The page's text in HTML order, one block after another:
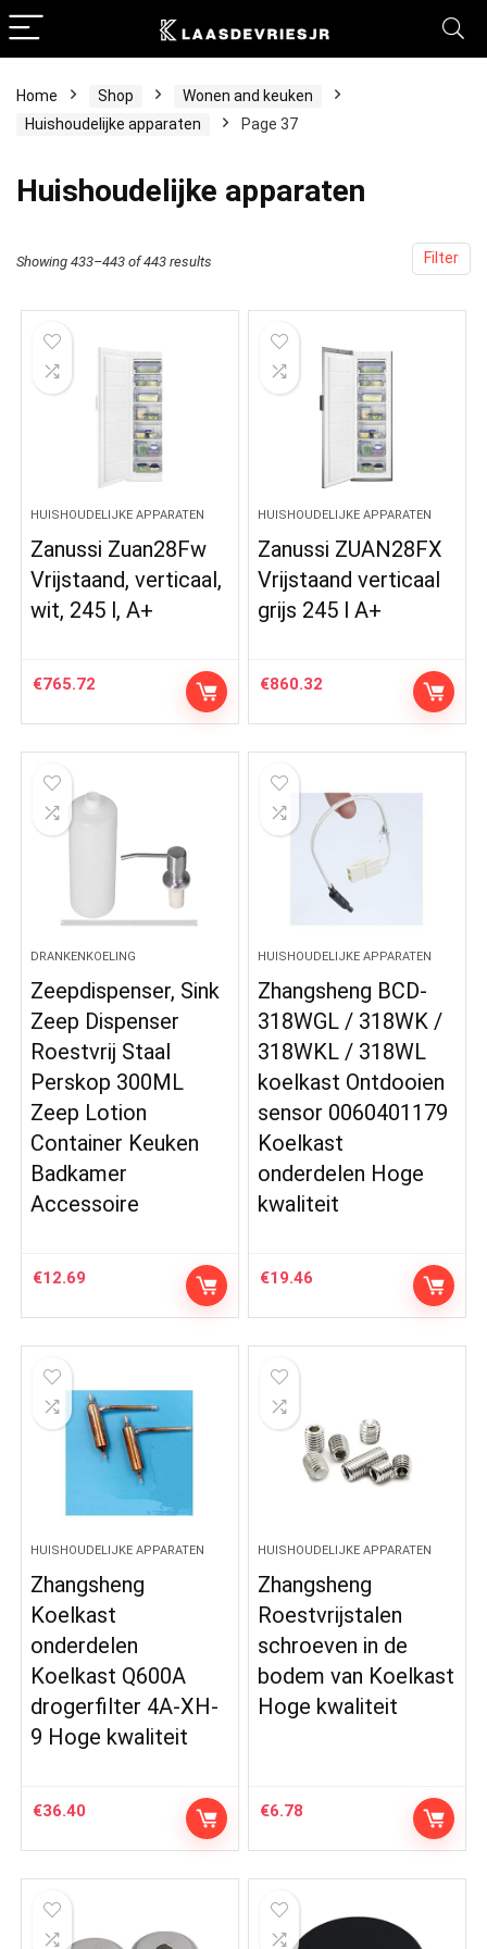
Home Shop
Wonen and keuken
Huishoudelijke apparaten
Page 37
Huishoudelijke apparaten
Filter
Showing 433–443 of 443 results
HUISHOUDELIJKE APPARATEN
Zanussi Zuan28Fw
Vrijstaand, verticaal,
wit, 245 l, A+
€765.72
HUISHOUDELIJKE APPARATEN
Zanussi ZUAN28FX
Vrijstaand verticaal
grijs 245 l A+
€860.32
DRANKENKOELING
Zeepdispenser, Sink
Zeep Dispenser
Roestvrij Staal
Perskop 300ML
Zeep Lotion
Container Keuken
Badkamer
Accessoire
€12.69
HUISHOUDELIJKE APPARATEN
Zhangsheng BCD-
318WGL / 318WK /
318WKL / 318WL
koelkast Ontdooien
sensor 0060401179
Koelkast
onderdelen Hoge
kwaliteit
€19.46
HUISHOUDELIJKE APPARATEN
Zhangsheng
Koelkast
onderdelen
Koelkast Q600A
drogerfilter 4A-XH-
9 Hoge kwaliteit
€36.40
HUISHOUDELIJKE APPARATEN
Zhangsheng
Roestvrijstalen
schroeven in de
bodem van Koelkast
Hoge kwaliteit
€6.78